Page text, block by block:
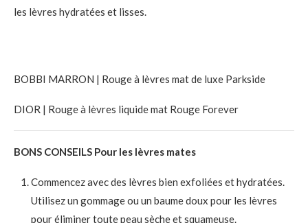
les lèvres hydratées et lisses.
BOBBI MARRON | Rouge à lèvres mat de luxe Parkside
DIOR | Rouge à lèvres liquide mat Rouge Forever
BONS CONSEILS Pour les lèvres mates
Commencez avec des lèvres bien exfoliées et hydratées.
Utilisez un gommage ou un baume doux pour les lèvres
pour éliminer toute peau sèche et squameuse.